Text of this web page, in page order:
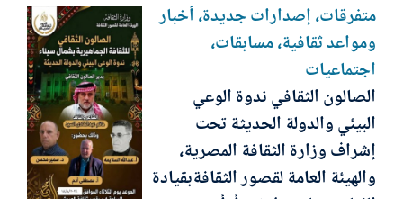
متفرقات، إصدارات جديدة، أخبار
ومواعد ثقافية، مسابقات،
اجتماعيات
الصالون الثقافي ندوة الوعي
البيئي والدولة الحديثة تحت
إشراف وزارة الثقافة المصرية،
والهيئة العامة لقصور الثقافةبقيادة